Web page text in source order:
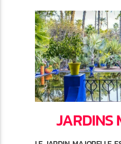
JARDINS